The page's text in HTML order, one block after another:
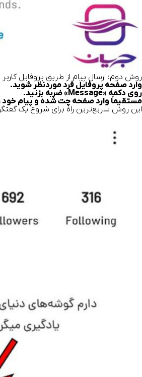
روش دوم: ارسال پیام از طریق پروفایل کاربر
وارد صفحه پروفایل فرد موردنظر شوید.
روی دکمه «Message» ضربه بزنید.
مستقیماً وارد صفحه چت شده و پیام خود
این روش سریع‌ترین راه برای شروع یک